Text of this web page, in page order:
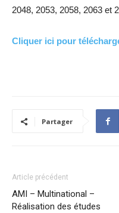
2048, 2053, 2058, 2063 et
Cliquer ici pour
Partager
Article précédent
AMI – Multinational –
Réalisation des études